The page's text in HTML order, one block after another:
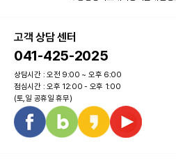
고객 상담 센터
041-425-2025
상담시간 : 오전 9:00 ~ 오후 6:00
점심시간 : 오후 12:00 - 오후 1:00
(토,일 공휴일 휴무)